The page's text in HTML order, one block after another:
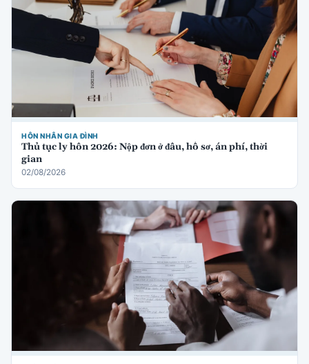
HÔN NHÂN GIA ĐÌNH
Thủ tục ly hôn 2026: Nộp đơn ở đâu, hồ sơ, án phí, thời
gian
02/08/2026